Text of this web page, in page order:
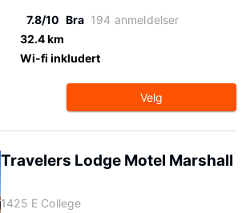
7.8/10 Bra 194 anmeldelser
32.4 km
Wi-fi inkludert
Velg
Travelers Lodge Motel Marshall
1425 E College